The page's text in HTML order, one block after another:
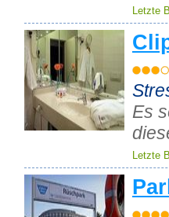
Letzte
Es
Letzte